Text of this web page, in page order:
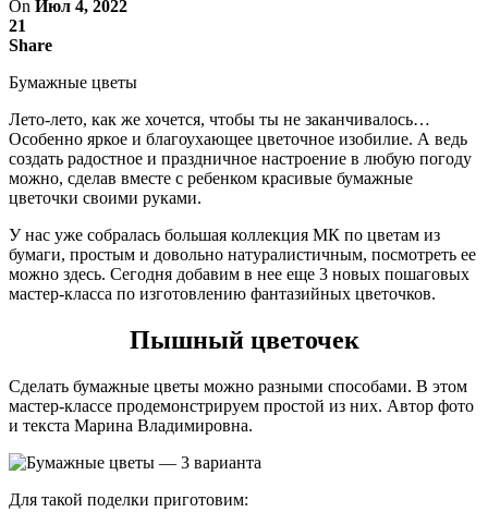
On Июл 4, 2022
21
Share
Бумажные цветы
Лето-лето, как же хочется, чтобы ты не заканчивалось…
Особенно яркое и благоухающее цветочное изобилие. А ведь
создать радостное и праздничное настроение в любую погоду
можно, сделав вместе с ребенком красивые бумажные
цветочки своими руками.
У нас уже собралась большая коллекция МК по цветам из
бумаги, простым и довольно натуралистичным, посмотреть ее
можно здесь. Сегодня добавим в нее еще 3 новых пошаговых
мастер-класса по изготовлению фантазийных цветочков.
Пышный цветочек
Сделать бумажные цветы можно разными способами. В этом
мастер-классе продемонстрируем простой из них. Автор фото
и текста Марина Владимировна.
Для такой поделки приготовим: